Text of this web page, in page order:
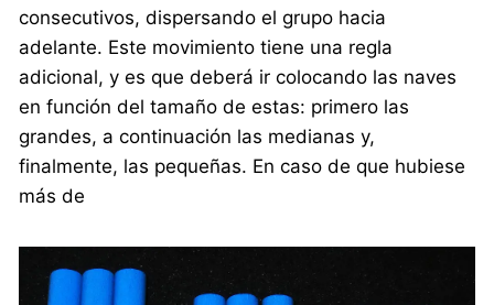
consecutivos, dispersando el grupo hacia
adelante. Este movimiento tiene una regla
adicional, y es que deberá ir colocando las naves
en función del tamaño de estas: primero las
grandes, a continuación las medianas y,
finalmente, las pequeñas. En caso de que hubiese
más de